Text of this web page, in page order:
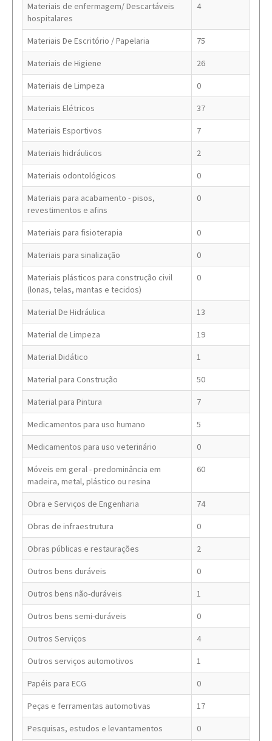
Materiais de enfermagem/ Descartáveis
hospitalares
4
Materiais De Escritório / Papelaria 75
Materiais de Higiene 26
Materiais de Limpeza 0
Materiais Elétricos 37
Materiais Esportivos 7
Materiais hidráulicos 2
Materiais odontológicos 0
Materiais para acabamento - pisos,
revestimentos e afins
0
Materiais para fisioterapia 0
Materiais para sinalização 0
Materiais plásticos para construção civil
(lonas, telas, mantas e tecidos)
0
Material De Hidráulica 13
Material de Limpeza 19
Material Didático 1
Material para Construção 50
Material para Pintura 7
Medicamentos para uso humano 5
Medicamentos para uso veterinário 0
Móveis em geral - predominância em
madeira, metal, plástico ou resina
60
Obra e Serviços de Engenharia 74
Obras de infraestrutura 0
Obras públicas e restaurações 2
Outros bens duráveis 0
Outros bens não-duráveis 1
Outros bens semi-duráveis 0
Outros Serviços 4
Outros serviços automotivos 1
Papéis para ECG 0
Peças e ferramentas automotivas 17
Pesquisas, estudos e levantamentos 0